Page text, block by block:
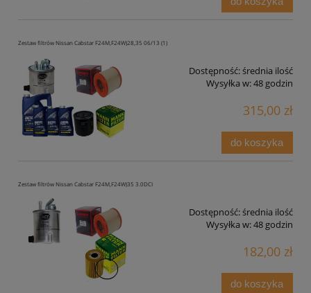
Zestaw filtrów Nissan Cabstar F24M,F24W)28,35 06/13 (1)
Dostępność:średnia ilość
Wysyłka w:48 godzin
315,00 zł
do koszyka
Zestaw filtrów Nissan Cabstar F24M,F24W)35 3.0DCI
Dostępność:średnia ilość
Wysyłka w:48 godzin
182,00 zł
do koszyka